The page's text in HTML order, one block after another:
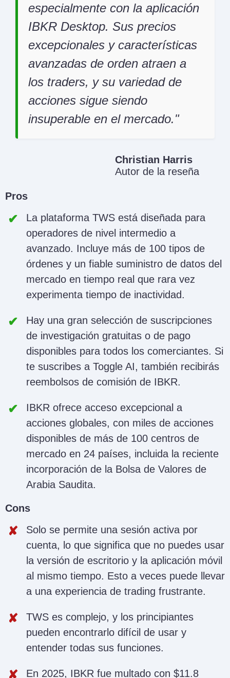
especialmente con la aplicación
IBKR Desktop. Sus precios
excepcionales y características
avanzadas de orden atraen a
los traders, y su variedad de
acciones sigue siendo
insuperable en el mercado.
Christian Harris
Autor de la reseña
Pros
La plataforma TWS está diseñada para
operadores de nivel intermedio a
avanzado. Incluye más de 100 tipos de
órdenes y un fiable suministro de datos del
mercado en tiempo real que rara vez
experimenta tiempo de inactividad.
Hay una gran selección de suscripciones
de investigación gratuitas o de pago
disponibles para todos los comerciantes. Si
te suscribes a Toggle AI, también recibirás
reembolsos de comisión de IBKR.
IBKR ofrece acceso excepcional a
acciones globales, con miles de acciones
disponibles de más de 100 centros de
mercado en 24 países, incluida la reciente
incorporación de la Bolsa de Valores de
Arabia Saudita.
Cons
Solo se permite una sesión activa por
cuenta, lo que significa que no puedes usar
la versión de escritorio y la aplicación móvil
al mismo tiempo. Esto a veces puede llevar
a una experiencia de trading frustrante.
TWS es complejo, y los principiantes
pueden encontrarlo difícil de usar y
entender todas sus funciones.
En 2025, IBKR fue multado con $11.8